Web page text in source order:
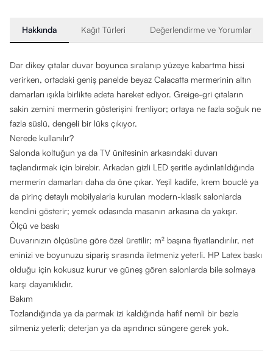
Hakkında Kağıt Türleri Değerlendirme ve Yorumlar
Dar dikey çıtalar duvar boyunca sıralanıp yüzeye kabartma hissi
verirken, ortadaki geniş panelde beyaz Calacatta mermerinin altın
damarları ışıkla birlikte adeta hareket ediyor. Greige-gri çıtaların
sakin zemini mermerin gösterişini frenliyor; ortaya ne fazla soğuk ne
fazla süslü, dengeli bir lüks çıkıyor.
Nerede kullanılır?
Salonda koltuğun ya da TV ünitesinin arkasındaki duvarı
taçlandırmak için birebir. Arkadan gizli LED şeritle aydınlatıldığında
mermerin damarları daha da öne çıkar. Yeşil kadife, krem bouclé ya
da pirinç detaylı mobilyalarla kurulan modern-klasik salonlarda
kendini gösterir; yemek odasında masanın arkasına da yakışır.
Ölçü ve baskı
Duvarınızın ölçüsüne göre özel üretilir; m² başına fiyatlandırılır, net
eninizi ve boyunuzu sipariş sırasında iletmeniz yeterli. HP Latex baskı
olduğu için kokusuz kurur ve güneş gören salonlarda bile solmaya
karşı dayanıklıdır.
Bakım
Tozlandığında ya da parmak izi kaldığında hafif nemli bir bezle
silmeniz yeterli; deterjan ya da aşındırıcı süngere gerek yok.